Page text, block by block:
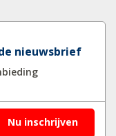
nieuwsbrief
Nu inschrijven